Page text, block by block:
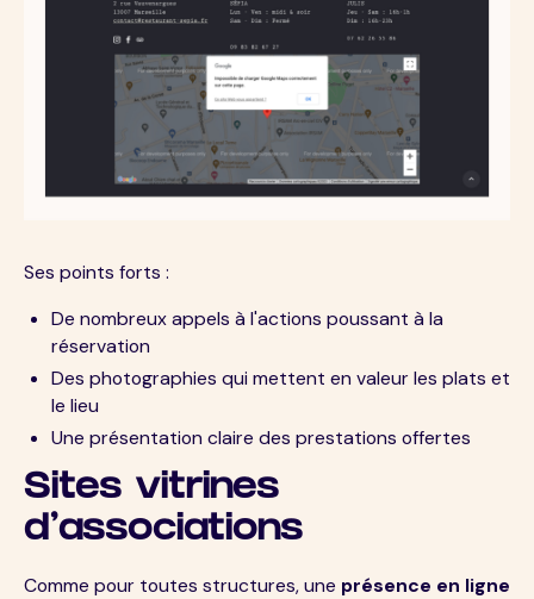
Ses points forts :
De nombreux appels à l'actions poussant à la
réservation
Des photographies qui mettent en valeur les plats et
le lieu
Une présentation claire des prestations offertes
Sites vitrines
d'associations
Comme pour toutes structures, une présence en ligne